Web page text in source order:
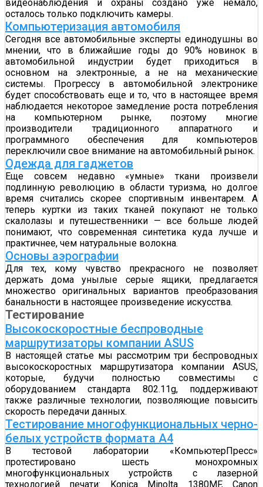
видеонаблюдения и охраны создано уже немало,
осталось только подключить камеры.
Компьютеризация автомобиля
Сегодня все автомобильные эксперты единодушны во
мнении, что в ближайшие годы до 90% новинок в
автомобильной индустрии будет приходиться в
основном на электронные, а не на механические
системы. Прогрессу в автомобильной электронике
будет способствовать еще и то, что в настоящее время
наблюдается некоторое замедление роста потребления
на компьютерном рынке, поэтому многие
производители традиционного аппаратного и
программного обеспечения для компьютеров
переключили свое внимание на автомобильный рынок.
Одежда для гаджетов
Еще совсем недавно «умные» ткани произвели
подлинную революцию в области туризма, но долгое
время считались скорее спортивным инвентарем. А
теперь куртки из таких тканей покупают не только
скалолазы и путешественники — все больше людей
понимают, что современная синтетика куда лучше и
практичнее, чем натуральные волокна.
Основы аэрографии
Для тех, кому чувство прекрасного не позволяет
держать дома унылые серые ящики, предлагается
множество оригинальных вариантов преобразования
банальности в настоящее произведение искусства.
Тестирование
Высокоскоростные беспроводные
маршрутизаторы компании ASUS
В настоящей статье мы рассмотрим три беспроводных
высокоскоростных маршрутизатора компании ASUS,
которые, будучи полностью совместимы с
оборудованием стандарта 802.11g, поддерживают
также различные технологии, позволяющие повысить
скорость передачи данных.
Тестирование многофункциональных черно-
белых устройств формата А4
В тестовой лаборатории «КомпьютерПресс»
протестировано шесть монохромных
многофункциональных устройств с лазерной
технологией печати: Konica Minolta 1380MF, Canon